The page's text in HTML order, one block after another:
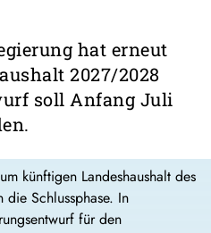
hat erneut
2027/2028
soll Anfang Juli
künftigen Landeshaushalt des
die Schlussphase. In
für den